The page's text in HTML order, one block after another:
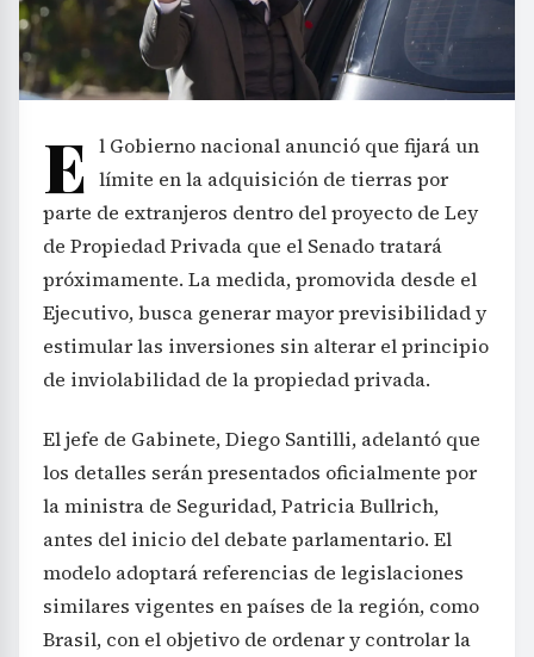
E l Gobierno nacional anunció que fijará un
límite en la adquisición de tierras por
parte de extranjeros dentro del proyecto de Ley
de Propiedad Privada que el Senado tratará
próximamente. La medida, promovida desde el
Ejecutivo, busca generar mayor previsibilidad y
estimular las inversiones sin alterar el principio
de inviolabilidad de la propiedad privada.
El jefe de Gabinete, Diego Santilli, adelantó que
los detalles serán presentados oficialmente por
la ministra de Seguridad, Patricia Bullrich,
antes del inicio del debate parlamentario. El
modelo adoptará referencias de legislaciones
similares vigentes en países de la región, como
Brasil, con el objetivo de ordenar y controlar la